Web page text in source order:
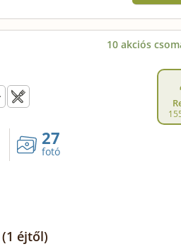
10 akciós
27
fotó
(1 éjtől)